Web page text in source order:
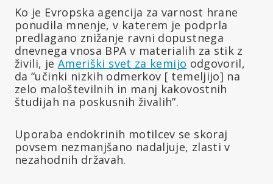
Ko je Evropska agencija za varnost hrane
ponudila mnenje, v katerem je podprla
predlagano znižanje ravni dopustnega
dnevnega vnosa BPA v materialih za stik z
živili, je Ameriški svet za kemijo odgovoril,
da “učinki nizkih odmerkov [ temeljijo] na
zelo maloštevilnih in manj kakovostnih
študijah na poskusnih živalih”.
Uporaba endokrinih motilcev se skoraj
povsem nezmanjšano nadaljuje, zlasti v
nezahodnih državah.